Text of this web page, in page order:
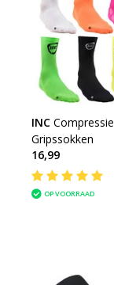
INC Compressie
Gripssokken
16,99
OP VOORRAAD